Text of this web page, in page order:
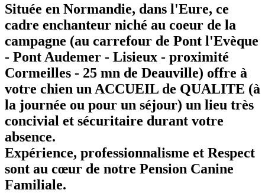
Située en Normandie, dans l'Eure, ce
cadre enchanteur niché au coeur de la
campagne (au carrefour de Pont l'Evèque
- Pont Audemer - Lisieux - proximité
Cormeilles - 25 mn de Deauville) offre à
votre chien un ACCUEIL de QUALITE (à
la journée ou pour un séjour) un lieu très
concivial et sécuritaire durant votre
absence.
Expérience, professionnalisme et Respect
sont au cœur de notre Pension Canine
Familiale.